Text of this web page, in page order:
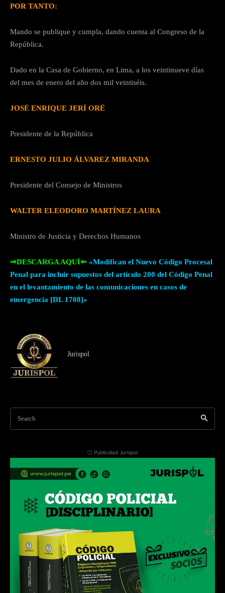
POR TANTO:
Mando se publique y cumpla, dando cuenta al Congreso de la
República.
Dado en la Casa de Gobierno, en Lima, a los veintinueve días
del mes de enero del año dos mil veintiséis.
JOSÉ ENRIQUE JERÍ ORÉ
Presidente de la República
ERNESTO JULIO ÁLVAREZ MIRANDA
Presidente del Consejo de Ministros
WALTER ELEODORO MARTÍNEZ LAURA
Ministro de Justicia y Derechos Humanos
⇒DESCARGA AQUÍ⇐ «Modifican el Nuevo Código Procesal
Penal para incluir supuestos del artículo 200 del Código Penal
en el levantamiento de las comunicaciones en casos de
emergencia [DL 1708]»
Jurispol
Search
ⓘ Publicidad Jurispol